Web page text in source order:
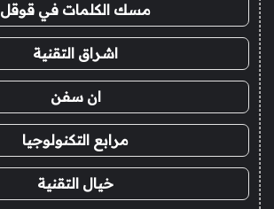
مسك الكلمات في قوقل
اشراق التقنية
ان سفن
مرابع التكنولوجيا
خيال التقنية